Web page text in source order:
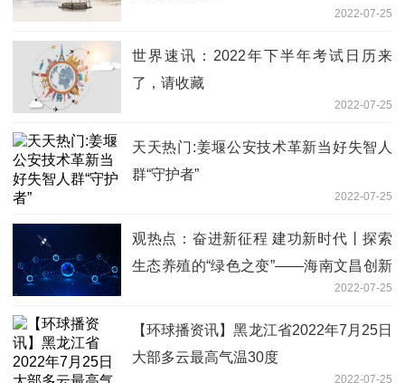
2022-07-25
世界速讯：2022年下半年考试日历来
了，请收藏
2022-07-25
天天热门:姜堰公安技术革新当好失智人
群“守护者”
2022-07-25
观热点：奋进新征程 建功新时代丨探索
生态养殖的“绿色之变”——海南文昌创新
2022-07-25
【环球播资讯】黑龙江省2022年7月25日
大部多云最高气温30度
2022-07-25